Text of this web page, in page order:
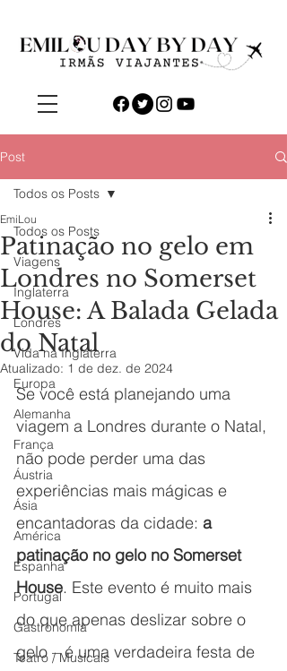
Post
Todos os Posts
Viagens
Inglaterra
Londres
Vida na Inglaterra
Europa
Alemanha
França
Áustria
Ásia
América
Espanha
Portugal
Gastronomia
Teatro / Musicais
Todos os Posts
Patinação no gelo em
Londres no Somerset
House: A Balada Gelada
do Natal
EmiLou
Atualizado: 1 de dez. de 2024
Se você está planejando uma
viagem a Londres durante o Natal,
não pode perder uma das
experiências mais mágicas e
encantadoras da cidade: a
patinação no gelo no Somerset
House. Este evento é muito mais
do que apenas deslizar sobre o
gelo – é uma verdadeira festa de